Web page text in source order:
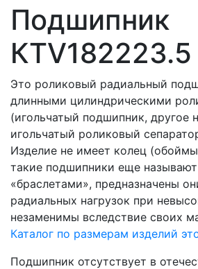
Подшипник
КTV182223.5
Это роликовый радиальный
длинными цилиндрическими
(игольчатый подшипник, другое
игольчатый роликовый
Изделие не имеет колец
такие подшипники еще
«браслетами», предназначены
радиальных нагрузок при
незаменимы вследствие своих
Каталог по размерам изделий
Подшипник отсутствует в